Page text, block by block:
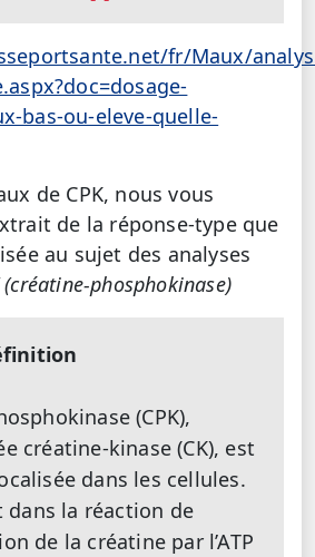
fr/Maux/
bas-ou-eleve-quelle-
de CPK, nous vous
de la réponse-type que
au sujet des analyses
(créatine-phosphokinase)
(CPK),
créatine-kinase (CK), est
dans les cellules.
dans la réaction de
de la créatine par l’ATP